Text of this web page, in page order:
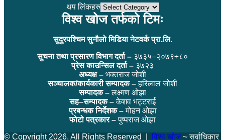
थप लिंकहरु
विश्व खोज तर्फको टिमः
सुदुरपश्चिम सुनौलो मिडिया नेटवर्क प्रा.लि.
सुचना तथा प्रसारण विभाग दर्ता – ३७३५–२०७९÷८०
प्रेस काउन्सिल दर्ता – ३७२३
अध्यक्ष – भक्तराज जोशी
सञ्चालक/कार्यकारी सम्पादक –हरिलाल जोशी
सम्पादक –लक्ष्मण ओझा
सह–सम्पादक –केशव भट्टराई
प्रबन्धक निर्देशक –मोहन ओझा
फोटो पत्रकार –पुष्पराज ओझा
© Copyright 2026, All Rights Reserved | विश्व खोज~ सर्वाधिकार